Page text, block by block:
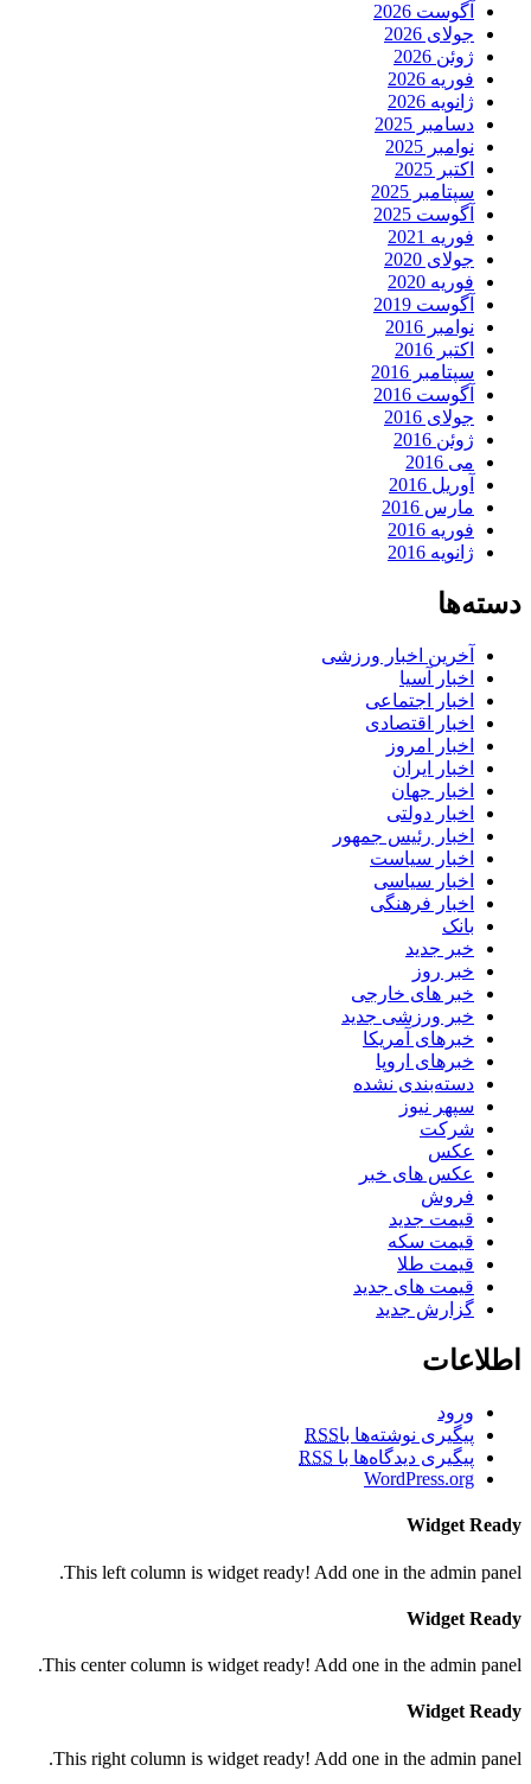
آگوست 2026
جولای 2026
ژوئن 2026
فوریه 2026
ژانویه 2026
دسامبر 2025
نوامبر 2025
اکتبر 2025
سپتامبر 2025
آگوست 2025
فوریه 2021
جولای 2020
فوریه 2020
آگوست 2019
نوامبر 2016
اکتبر 2016
سپتامبر 2016
آگوست 2016
جولای 2016
ژوئن 2016
می 2016
آوریل 2016
مارس 2016
فوریه 2016
ژانویه 2016
دسته‌ها
آخرین اخبار ورزشی
اخبار آسیا
اخبار اجتماعی
اخبار اقتصادی
اخبار امروز
اخبار ایران
اخبار جهان
اخبار دولتی
اخبار رئیس جمهور
اخبار سیاست
اخبار سیاسی
اخبار فرهنگی
بانک
خبر جدید
خبر روز
خبر های خارجی
خبر ورزشی جدید
خبرهای آمریکا
خبرهای اروپا
دسته‌بندی نشده
سپهر نیوز
شرکت
عکس
عکس های خبر
فروش
قیمت جدید
قیمت سکه
قیمت طلا
قیمت های جدید
گزارش جدید
اطلاعات
ورود
پیگیری نوشته‌ها باRSS
پیگیری دیدگاه‌ها با RSS
WordPress.org
Widget Ready
This left column is widget ready! Add one in the admin panel.
Widget Ready
This center column is widget ready! Add one in the admin panel.
Widget Ready
This right column is widget ready! Add one in the admin panel.